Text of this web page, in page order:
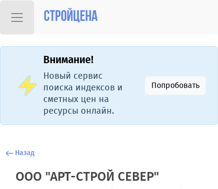
Стройцена
Внимание!
Новый сервис
поиска индексов и
сметных цен на
ресурсы онлайн.
Попробовать
Назад
ООО "АРТ-СТРОЙ СЕВЕР"